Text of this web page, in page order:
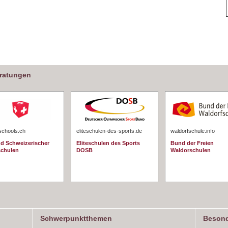
Schweizerischer
eliteschulen-des-sports.de
Eliteschulen des Sports
DOSB
waldorfschule.info
Bund der Freien
Waldorschulen
Schwerpunktthemen